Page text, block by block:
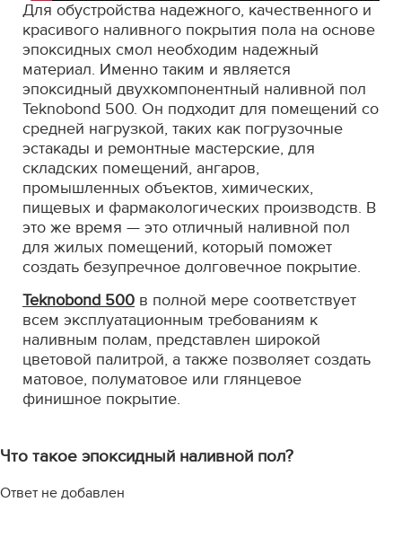
Для обустройства надежного, качественного и
красивого наливного покрытия пола на основе
эпоксидных смол необходим надежный
материал. Именно таким и является
эпоксидный двухкомпонентный наливной пол
Teknobond 500. Он подходит для помещений со
средней нагрузкой, таких как погрузочные
эстакады и ремонтные мастерские, для
складских помещений, ангаров,
промышленных объектов, химических,
пищевых и фармакологических производств. В
это же время — это отличный наливной пол
для жилых помещений, который поможет
создать безупречное долговечное покрытие.
Teknobond 500 в полной мере соответствует
всем эксплуатационным требованиям к
наливным полам, представлен широкой
цветовой палитрой, а также позволяет создать
матовое, полуматовое или глянцевое
финишное покрытие.
Что такое эпоксидный наливной пол?
Ответ не добавлен